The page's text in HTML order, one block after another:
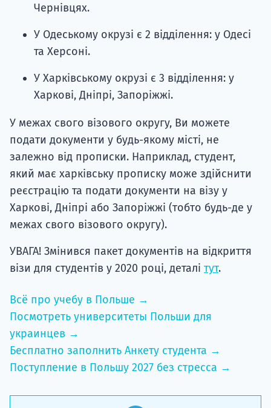
Чернівцях.
У Одеському окрузі є 2 відділення: у Одесі
та Херсоні.
У Харківському окрузі є 3 відділення: у
Харкові, Дніпрі, Запоріжжі.
У межах свого візового округу, Ви можете
подати документи у будь-якому місті, не
залежно від прописки. Наприклад, студент,
який має харківську прописку може здійснити
реєстрацію та подати документи на візу у
Харкові, Дніпрі або Запоріжжі (тобто будь-де у
межах свого візового округу).
УВАГА! Змінився пакет документів на відкриття
візи для студентів у 2020 році, деталі тут.
Всё про учебу в Польше →
Посмотреть университеты Польши для
украинцев →
Бесплатно заполнить Анкету студента →
Поступление в Польшу 2027 без стресса →